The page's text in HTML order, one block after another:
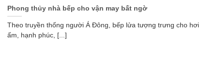
Phong thủy nhà bếp cho vận may bất ngờ
Theo truyền thống người Á Đông, bếp lửa tượng trưng cho hơi
ấm, hạnh phúc, [...]